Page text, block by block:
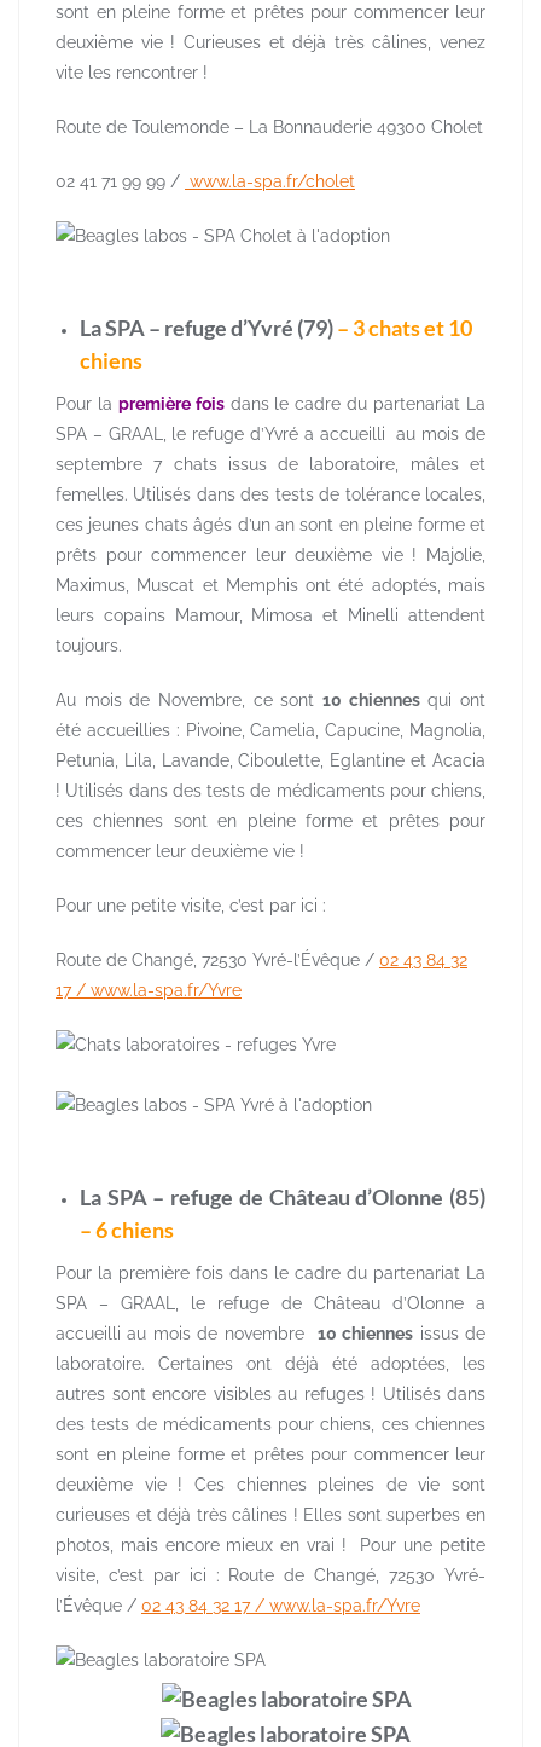
sont en pleine forme et prêtes pour commencer leur
deuxième vie ! Curieuses et déjà très câlines, venez
vite les rencontrer !
Route de Toulemonde – La Bonnauderie 49300 Cholet
02 41 71 99 99 / www.la-spa.fr/cholet
La SPA – refuge d’Yvré (79)– 3 chats et 10
chiens
Pour la première foisdans le cadre du partenariat La
SPA – GRAAL, le refuge d’Yvré a accueilli au mois de
septembre 7 chats issus de laboratoire, mâles et
femelles. Utilisés dans des tests de tolérance locales,
ces jeunes chats âgés d’un an sont en pleine forme et
prêts pour commencer leur deuxième vie ! Majolie,
Maximus, Muscat et Memphis ont été adoptés, mais
leurs copains Mamour, Mimosa et Minelli attendent
toujours.
Au mois de Novembre, ce sont 10 chiennesqui ont
été accueillies : Pivoine, Camelia, Capucine, Magnolia,
Petunia, Lila, Lavande, Ciboulette, Eglantine et Acacia
! Utilisés dans des tests de médicaments pour chiens,
ces chiennes sont en pleine forme et prêtes pour
commencer leur deuxième vie !
Pour une petite visite, c’est par ici :
Route de Changé, 72530 Yvré-l’Évêque / 02 43 84 32
17 / www.la-spa.fr/Yvre
La SPA – refuge de Château d’Olonne (85)
– 6 chiens
Pour la première fois dans le cadre du partenariat La
SPA – GRAAL, le refuge de Château d’Olonne a
accueilli au mois de novembre 10 chiennes issus de
laboratoire. Certaines ont déjà été adoptées, les
autres sont encore visibles au refuges ! Utilisés dans
des tests de médicaments pour chiens, ces chiennes
sont en pleine forme et prêtes pour commencer leur
deuxième vie ! Ces chiennes pleines de vie sont
curieuses et déjà très câlines ! Elles sont superbes en
photos, mais encore mieux en vrai ! Pour une petite
visite, c’est par ici : Route de Changé, 72530 Yvré-
l’Évêque / 02 43 84 32 17 / www.la-spa.fr/Yvre